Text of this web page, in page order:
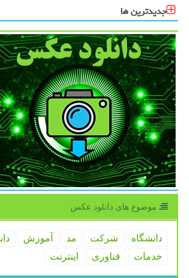
جدیدترین ها
موضوع های دانلود عكس
دانشگاه شركت مد آموزش
خدمات
فناوری اینترنت